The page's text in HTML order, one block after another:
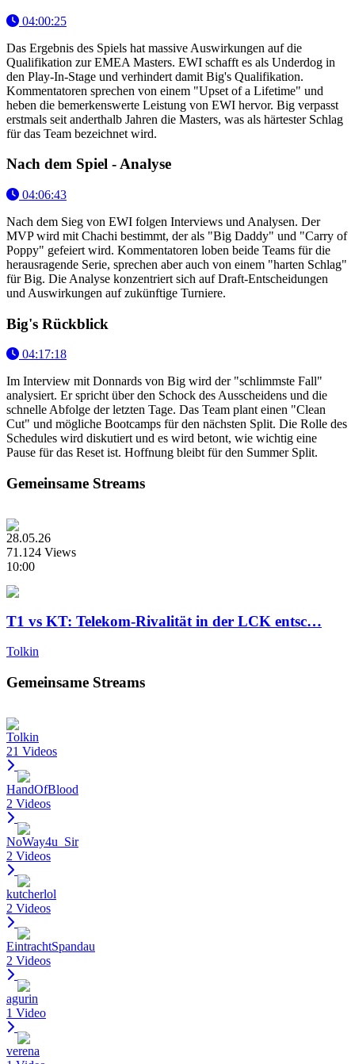
04:00:25
Das Ergebnis des Spiels hat massive Auswirkungen auf die
Qualifikation zur EMEA Masters. EWI schafft es als Underdog in
den Play-In-Stage und verhindert damit Big's Qualifikation.
Kommentatoren sprechen von einem "Upset of a Lifetime" und
heben die bemerkenswerte Leistung von EWI hervor. Big verpasst
erstmals seit anderthalb Jahren die Masters, was als härtester Schlag
für das Team bezeichnet wird.
Nach dem Spiel - Analyse
04:06:43
Nach dem Sieg von EWI folgen Interviews und Analysen. Der
MVP wird mit Chachi bestimmt, der als "Big Daddy" und "Carry of
Poppy" gefeiert wird. Kommentatoren loben beide Teams für die
herausragende Serie, sprechen aber auch von einem "harten Schlag"
für Big. Die Analyse konzentriert sich auf Draft-Entscheidungen
und Auswirkungen auf zukünftige Turniere.
Big's Rückblick
04:17:18
Im Interview mit Donnards von Big wird der "schlimmste Fall"
analysiert. Er spricht über den Schock des Ausscheidens und die
schnelle Abfolge der letzten Tage. Das Team plant einen "Clean
Cut" und mögliche Bootcamps für den nächsten Split. Die Rolle des
Schedules wird diskutiert und es wird betont, wie wichtig eine
Pause für das Reset ist. Hoffnung bleibt für den Summer Split.
Gemeinsame Streams
28.05.26
71.124 Views
10:00
T1 vs KT: Telekom-Rivalität in der LCK entsc…
Tolkin
Gemeinsame Streams
Tolkin
21 Videos
HandOfBlood
2 Videos
NoWay4u_Sir
2 Videos
kutcherlol
2 Videos
EintrachtSpandau
2 Videos
agurin
1 Video
verena